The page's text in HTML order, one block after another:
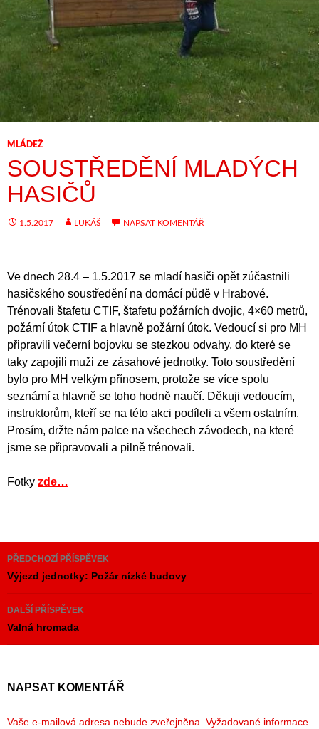
MLÁDEŽ
SOUSTŘEDĚNÍ MLADÝCH
HASIČŮ
1.5.2017 LUKÁŠ NAPSAT KOMENTÁŘ
Ve dnech 28.4 – 1.5.2017 se mladí hasiči opět zúčastnili
hasičského soustředění na domácí půdě v Hrabové.
Trénovali štafetu CTIF, štafetu požárních dvojic, 4×60 metrů,
požární útok CTIF a hlavně požární útok. Vedoucí si pro MH
připravili večerní bojovku se stezkou odvahy, do které se
taky zapojili muži ze zásahové jednotky. Toto soustředění
bylo pro MH velkým přínosem, protože se více spolu
seznámí a hlavně se toho hodně naučí. Děkuji vedoucím,
instruktorům, kteří se na této akci podíleli a všem ostatním.
Prosím, držte nám palce na všechech závodech, na které
jsme se připravovali a pilně trénovali.
Fotky zde…
Navigace
pro
příspěvky
PŘEDCHOZÍ PŘÍSPĚVEK
Výjezd jednotky: Požár nízké budovy
DALŠÍ PŘÍSPĚVEK
Valná hromada
NAPSAT KOMENTÁŘ
Vaše e-mailová adresa nebude zveřejněna. Vyžadované informace